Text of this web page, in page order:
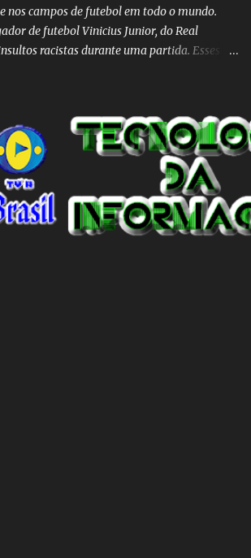
nos campos de futebol em todo o mundo.
de futebol Vinicius Junior, do Real
racistas durante uma partida. Esses
convidados a comentar sobre o incidente
Junior. Eles afirmaram que embora o racismo
é importante reconhecer que a Espanha
em si. No entanto, existem indivíduos racistas
mundo, incluindo a Espanha. É essencial
desses indivíduos racistas da sociedade